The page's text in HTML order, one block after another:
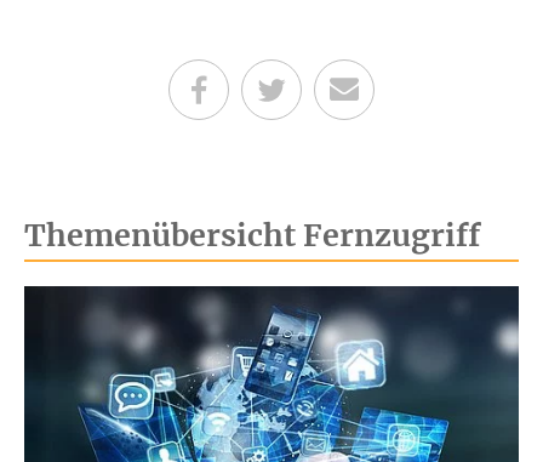
Teilen auf Facebook
Teilen auf Twitter
Per E-Mail senden
Themenübersicht Fernzugriff